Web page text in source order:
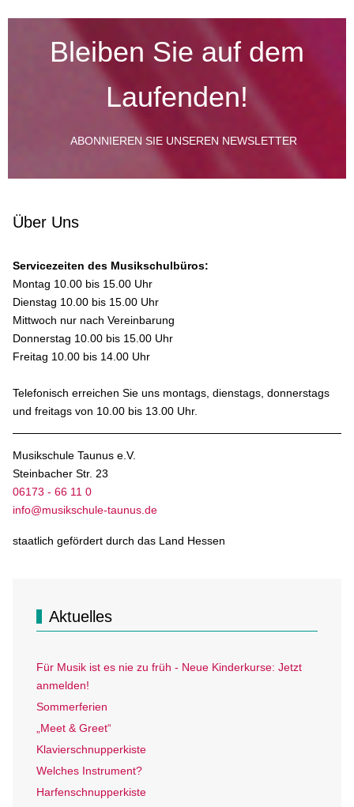
Bleiben Sie auf dem
Laufenden!
ABONNIEREN SIE UNSEREN NEWSLETTER
Über Uns
Servicezeiten des Musikschulbüros:
Montag 10.00 bis 15.00 Uhr
Dienstag 10.00 bis 15.00 Uhr
Mittwoch nur nach Vereinbarung
Donnerstag 10.00 bis 15.00 Uhr
Freitag 10.00 bis 14.00 Uhr
Telefonisch erreichen Sie uns montags, dienstags, donnerstags
und freitags von 10.00 bis 13.00 Uhr.
Musikschule Taunus e.V.
Steinbacher Str. 23
06173 - 66 11 0
info@musikschule-taunus.de
staatlich gefördert durch das Land Hessen
Aktuelles
Für Musik ist es nie zu früh - Neue Kinderkurse: Jetzt
anmelden!
Sommerferien
„Meet & Greet“
Klavierschnupperkiste
Welches Instrument?
Harfenschnupperkiste